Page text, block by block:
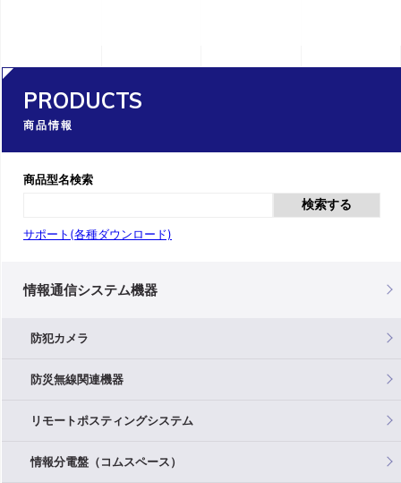
PRODUCTS
商品情報
商品型名検索
検索する
サポート(各種ダウンロード)
情報通信システム機器
防犯カメラ
防災無線関連機器
リモートポスティングシステム
情報分電盤（コムスペース）